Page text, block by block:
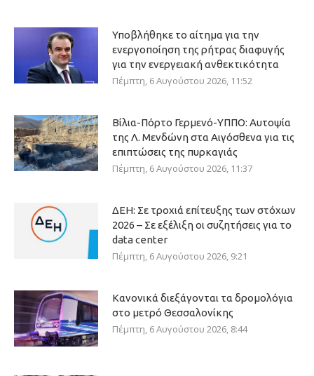
Υποβλήθηκε το αίτημα για την
ενεργοποίηση της ρήτρας διαφυγής
για την ενεργειακή ανθεκτικότητα
Πέμπτη, 6 Αυγούστου 2026, 11:52
Βίλια-Πόρτο Γερμενό-ΥΠΠΟ: Αυτοψία
της Λ. Μενδώνη στα Αιγόσθενα για τις
επιπτώσεις της πυρκαγιάς
Πέμπτη, 6 Αυγούστου 2026, 11:37
ΔΕΗ: Σε τροχιά επίτευξης των στόχων
2026 – Σε εξέλιξη οι συζητήσεις για το
data center
Πέμπτη, 6 Αυγούστου 2026, 9:21
Κανονικά διεξάγονται τα δρομολόγια
στο μετρό Θεσσαλονίκης
Πέμπτη, 6 Αυγούστου 2026, 8:44